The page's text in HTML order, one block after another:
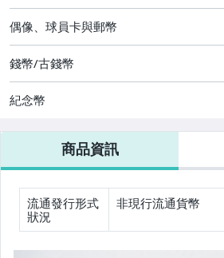
古董、藝術與礦石
偶像、球員卡與郵幣
錢幣/古錢幣
紀念幣
商品資訊
流通發行形式
狀況
非現行流通貨幣